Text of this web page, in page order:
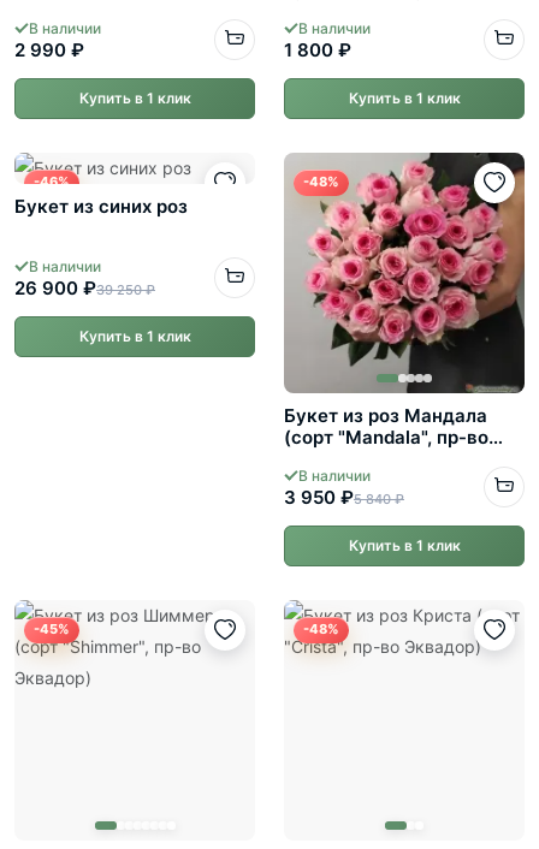
В наличии
2 990 ₽
Купить в 1 клик
В наличии
1 800 ₽
Купить в 1 клик
-46%
Букет из синих роз
В наличии
26 900 ₽39 250 ₽
Купить в 1 клик
-48%
Букет из роз Мандала
(сорт "Mandala", пр-во
В наличии
3 950 ₽5 840 ₽
Купить в 1 клик
-45% -48%